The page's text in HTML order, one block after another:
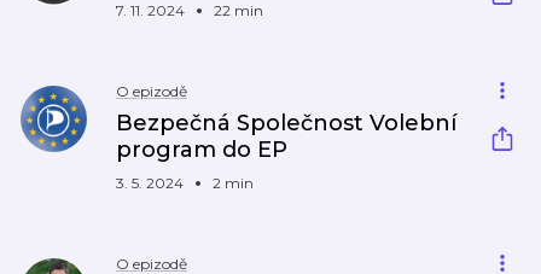
7. 11. 2024 22 min
O epizodě
Bezpečná Společnost Volební
program do EP
3. 5. 2024 2 min
O epizodě